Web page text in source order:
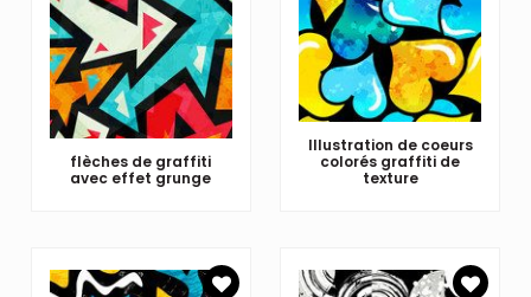
flèches de graffiti
avec effet grunge
Illustration de coeurs
colorés graffiti de
texture